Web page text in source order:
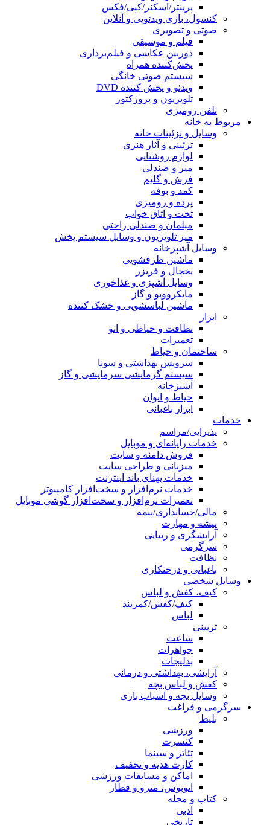
پرینتر/اسکنر/کپی/فکس
کنسول، بازی‌ ویدئویی و آنلاین
صوتی و تصویری
فیلم و موسیقی
دوربین عکاسی و فیلم‌برداری
پخش‌کننده همراه
سیستم صوتی خانگی
ویدئو و پخش کننده DVD
تلویزیون و پروژکتور
تلفن رومیزی
مربوط به خانه
وسایل و تزئینات خانه
تزئینی و آثار هنری
لوازم روشنایی
میز و صندلی
فرش و گلیم
کمد و بوفه
پرده و رومیزی
تخت و اتاق خواب
مبلمان و صندلی راحتی
میز تلویزیون و وسایل سیستم پخش
وسایل آشپزخانه
ماشین ظرفشویی
یخچال و فریزر
وسایل آشپزی و غذاخوری
مایکروویو و گاز
ماشین لباسشویی و خشک کننده
ابزار
نظافت و خیاطی و اتو
تعمیرات
ساختمان و حیاط
سرویس بهداشتی و سونا
سیستم گرمایشی سرمایشی و گاز
آشپزخانه
حیاط و ایوان
ابزار باغبانی
خدمات
پذیرایی/مراسم
خدمات رایانه‌ای و موبایل
فروش دامنه و سایت
میزبانی و طراحی سایت
خدمات پهنای باند اینترنت
خدمات نرم‌افزار و سخت‌افزار کامپیوتر
تعمیرات نرم‌افزار و سخت‌افزار گوشی موبایل
مالی/حسابداری/بیمه
پیشه و مهارت
آرایشگری و زیبایی
سرگرمی
نظافت
باغبانی و درختکاری
وسایل شخصی
کیف، کفش و لباس
کیف/کفش/کمربند
لباس
تزیینی
ساعت
جواهرات
بدلیجات
آرایشی، بهداشتی و درمانی
کفش و لباس بچه
وسایل بچه و اسباب بازی
سرگرمی و فراغت
بلیط
ورزشی
کنسرت
تئاتر و سینما
کارت هدیه و تخفیف
اماکن و مسابقات ورزشی
اتوبوس، مترو و قطار
کتاب و مجله
ادبی
تاریخی